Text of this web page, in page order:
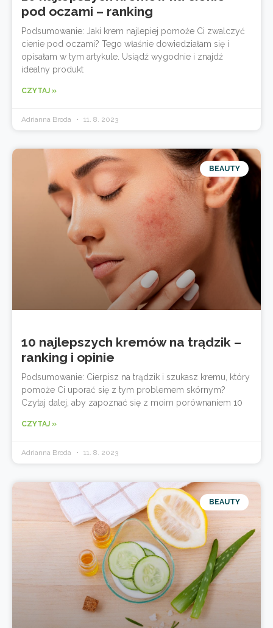
pod oczami – ranking
Podsumowanie: Jaki krem najlepiej pomoże Ci zwalczyć
cienie pod oczami? Tego właśnie dowiedziałam się i
opisałam w tym artykule. Usiądź wygodnie i znajdź
idealny produkt
CZYTAJ »
Adrianna Broda 11. 8. 2023
BEAUTY
10 najlepszych kremów na trądzik –
ranking i opinie
Podsumowanie: Cierpisz na trądzik i szukasz kremu, który
pomoże Ci uporać się z tym problemem skórnym?
Czytaj dalej, aby zapoznać się z moim porównaniem 10
CZYTAJ »
Adrianna Broda 11. 8. 2023
BEAUTY